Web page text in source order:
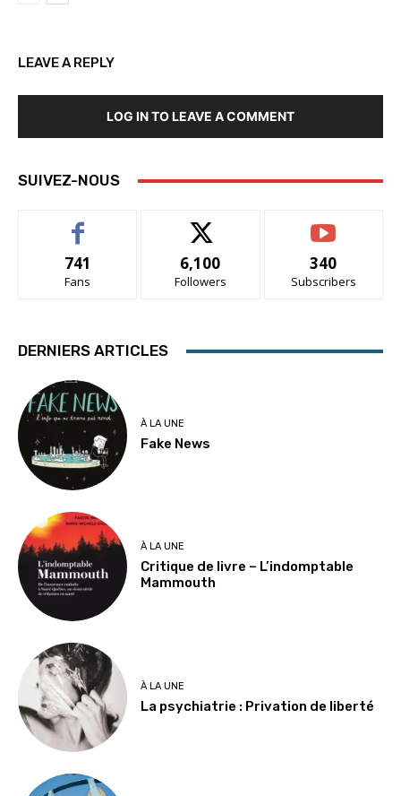
LEAVE A REPLY
LOG IN TO LEAVE A COMMENT
SUIVEZ-NOUS
741
Fans
6,100
Followers
340
Subscribers
DERNIERS ARTICLES
À LA UNE
Fake News
À LA UNE
Critique de livre – L’indomptable
Mammouth
À LA UNE
La psychiatrie : Privation de liberté